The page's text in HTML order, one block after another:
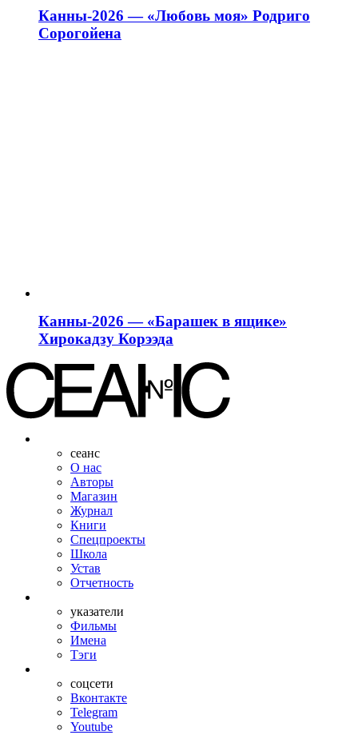
Канны-2026 — «Любовь моя» Родриго
Сорогойена
Канны-2026 — «Барашек в ящике»
Хирокадзу Корээда
сеанс
О нас
Авторы
Магазин
Журнал
Книги
Спецпроекты
Школа
Устав
Отчетность
указатели
Фильмы
Имена
Тэги
соцсети
Вконтакте
Telegram
Youtube